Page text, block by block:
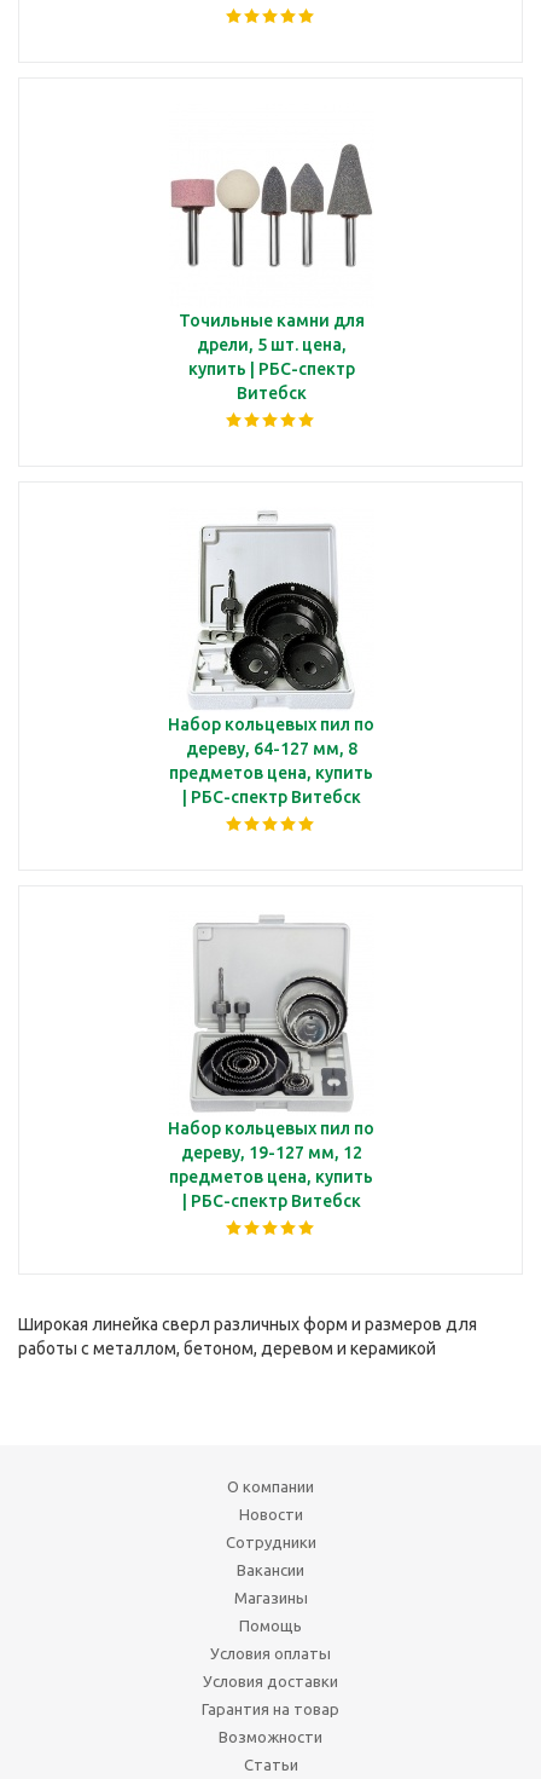
Точильные камни для
дрели, 5 шт. цена,
купить | РБС-спектр
Витебск
Набор кольцевых пил по
дереву, 64-127 мм, 8
предметов цена, купить
| РБС-спектр Витебск
Набор кольцевых пил по
дереву, 19-127 мм, 12
предметов цена, купить
| РБС-спектр Витебск
Широкая линейка сверл различных форм и размеров для
работы с металлом, бетоном, деревом и керамикой
О компании
Новости
Сотрудники
Вакансии
Магазины
Помощь
Условия оплаты
Условия доставки
Гарантия на товар
Возможности
Статьи